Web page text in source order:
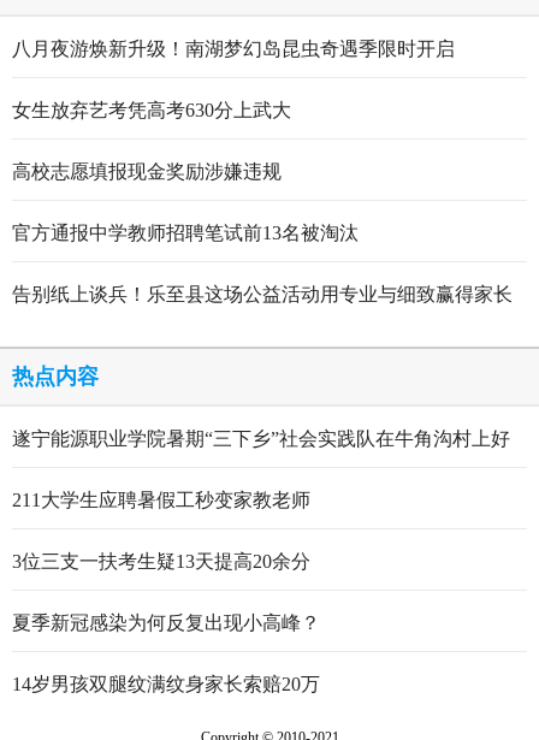
八月夜游焕新升级！南湖梦幻岛昆虫奇遇季限时开启
女生放弃艺考凭高考630分上武大
高校志愿填报现金奖励涉嫌违规
官方通报中学教师招聘笔试前13名被淘汰
告别纸上谈兵！乐至县这场公益活动用专业与细致赢得家长
热点内容
遂宁能源职业学院暑期“三下乡”社会实践队在牛角沟村上好
211大学生应聘暑假工秒变家教老师
3位三支一扶考生疑13天提高20余分
夏季新冠感染为何反复出现小高峰？
14岁男孩双腿纹满纹身家长索赔20万